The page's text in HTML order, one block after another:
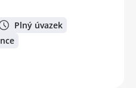
Plný úvazek